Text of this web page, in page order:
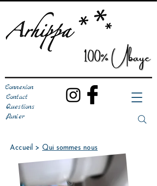
Connexion
Contact
Questions
Panier
Accueil > Qui sommes nous